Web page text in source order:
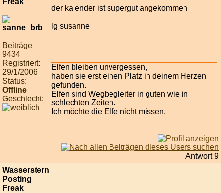
Beiträge
9434
Registriert:
29/1/2006
Status:
Offline
Geschlecht:
der kalender ist supergut angekommen
lg susanne
Elfen bleiben unvergessen,
haben sie erst einen Platz in deinem Herzen
gefunden.
Elfen sind Wegbegleiter in guten wie in
schlechten Zeiten.
Ich möchte die Elfe nicht missen.
Antwort 9
Wasserstern
Posting
Freak